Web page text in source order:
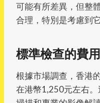
可能有所差異，但整
合理，特別是考慮到
標準檢查的費用
根據市場調查，香港
在港幣1,250元左右